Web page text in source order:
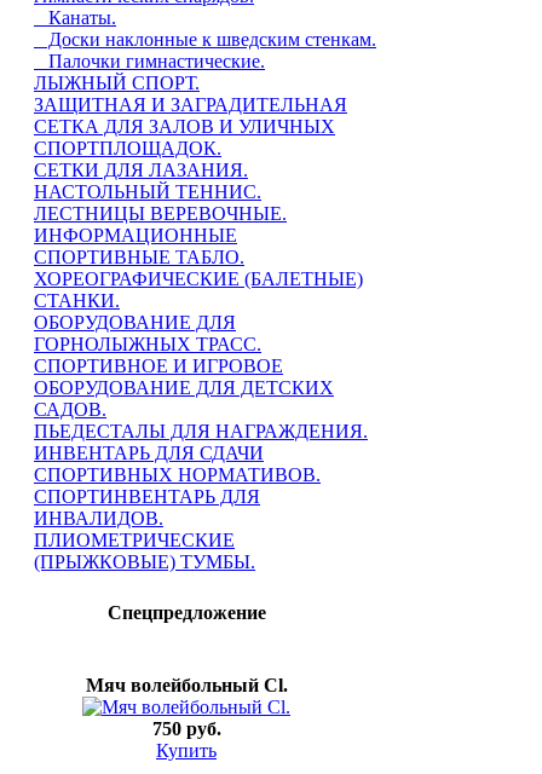
Канаты.
Доски наклонные к шведским стенкам.
Палочки гимнастические.
ЛЫЖНЫЙ СПОРТ.
ЗАЩИТНАЯ И ЗАГРАДИТЕЛЬНАЯ
СЕТКА ДЛЯ ЗАЛОВ И УЛИЧНЫХ
СПОРТПЛОЩАДОК.
СЕТКИ ДЛЯ ЛАЗАНИЯ.
НАСТОЛЬНЫЙ ТЕННИС.
ЛЕСТНИЦЫ ВЕРЕВОЧНЫЕ.
ИНФОРМАЦИОННЫЕ
СПОРТИВНЫЕ ТАБЛО.
ХОРЕОГРАФИЧЕСКИЕ (БАЛЕТНЫЕ)
СТАНКИ.
ОБОРУДОВАНИЕ ДЛЯ
ГОРНОЛЫЖНЫХ ТРАСС.
СПОРТИВНОЕ И ИГРОВОЕ
ОБОРУДОВАНИЕ ДЛЯ ДЕТСКИХ
САДОВ.
ПЬЕДЕСТАЛЫ ДЛЯ НАГРАЖДЕНИЯ.
ИНВЕНТАРЬ ДЛЯ СДАЧИ
СПОРТИВНЫХ НОРМАТИВОВ.
СПОРТИНВЕНТАРЬ ДЛЯ
ИНВАЛИДОВ.
ПЛИОМЕТРИЧЕСКИЕ
(ПРЫЖКОВЫЕ) ТУМБЫ.
Спецпредложение
Мяч волейбольный Cl.
750 руб.
Купить